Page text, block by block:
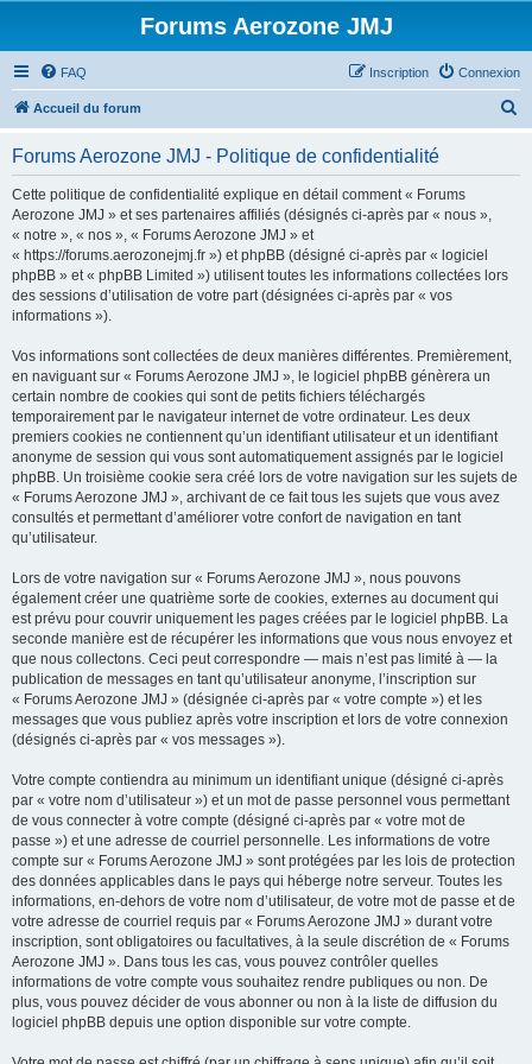
Forums Aerozone JMJ
FAQ Connexion
Inscription
Accueil du forum
Forums Aerozone JMJ - Politique de confidentialité
Cette politique de confidentialité explique en détail comment « Forums
Aerozone JMJ » et ses partenaires affiliés (désignés ci-après par « nous »,
« notre », « nos », « Forums Aerozone JMJ » et
« https://forums.aerozonejmj.fr ») et phpBB (désigné ci-après par « logiciel
phpBB » et « phpBB Limited ») utilisent toutes les informations collectées lors
des sessions d’utilisation de votre part (désignées ci-après par « vos
informations »).
Vos informations sont collectées de deux manières différentes. Premièrement,
en naviguant sur « Forums Aerozone JMJ », le logiciel phpBB génèrera un
certain nombre de cookies qui sont de petits fichiers téléchargés
temporairement par le navigateur internet de votre ordinateur. Les deux
premiers cookies ne contiennent qu’un identifiant utilisateur et un identifiant
anonyme de session qui vous sont automatiquement assignés par le logiciel
phpBB. Un troisième cookie sera créé lors de votre navigation sur les sujets de
« Forums Aerozone JMJ », archivant de ce fait tous les sujets que vous avez
consultés et permettant d’améliorer votre confort de navigation en tant
qu’utilisateur.
Lors de votre navigation sur « Forums Aerozone JMJ », nous pouvons
également créer une quatrième sorte de cookies, externes au document qui
est prévu pour couvrir uniquement les pages créées par le logiciel phpBB. La
seconde manière est de récupérer les informations que vous nous envoyez et
que nous collectons. Ceci peut correspondre — mais n’est pas limité à — la
publication de messages en tant qu’utilisateur anonyme, l’inscription sur
« Forums Aerozone JMJ » (désignée ci-après par « votre compte ») et les
messages que vous publiez après votre inscription et lors de votre connexion
(désignés ci-après par « vos messages »).
Votre compte contiendra au minimum un identifiant unique (désigné ci-après
par « votre nom d’utilisateur ») et un mot de passe personnel vous permettant
de vous connecter à votre compte (désigné ci-après par « votre mot de
passe ») et une adresse de courriel personnelle. Les informations de votre
compte sur « Forums Aerozone JMJ » sont protégées par les lois de protection
des données applicables dans le pays qui héberge notre serveur. Toutes les
informations, en-dehors de votre nom d’utilisateur, de votre mot de passe et de
votre adresse de courriel requis par « Forums Aerozone JMJ » durant votre
inscription, sont obligatoires ou facultatives, à la seule discrétion de « Forums
Aerozone JMJ ». Dans tous les cas, vous pouvez contrôler quelles
informations de votre compte vous souhaitez rendre publiques ou non. De
plus, vous pouvez décider de vous abonner ou non à la liste de diffusion du
logiciel phpBB depuis une option disponible sur votre compte.